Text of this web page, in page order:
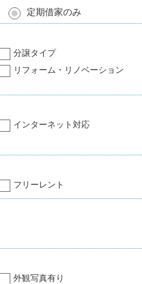
定期借家のみ
分譲タイプ
リフォーム・リノベーション
インターネット対応
フリーレント
外観写真有り